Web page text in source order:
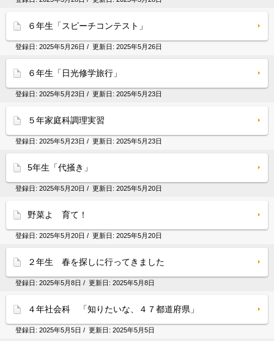
６年生「スピーチコンテスト」
登録日: 2025年5月26日 / 更新日: 2025年5月26日
６年生「日光修学旅行」
登録日: 2025年5月23日 / 更新日: 2025年5月23日
５年家庭科調理実習
登録日: 2025年5月23日 / 更新日: 2025年5月23日
5年生「代掻き」
登録日: 2025年5月20日 / 更新日: 2025年5月20日
野菜よ 育て！
登録日: 2025年5月20日 / 更新日: 2025年5月20日
２年生 春を探しに行ってきました
登録日: 2025年5月8日 / 更新日: 2025年5月8日
４年社会科 「知りたいな、４７都道府県」
登録日: 2025年5月5日 / 更新日: 2025年5月5日